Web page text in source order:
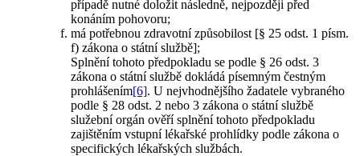
případě nutné doložit následně, nejpozději před
konáním pohovoru;
má potřebnou zdravotní způsobilost [§ 25 odst. 1 písm.
f) zákona o státní službě];
Splnění tohoto předpokladu se podle § 26 odst. 3
zákona o státní službě dokládá písemným čestným
prohlášením[6]. U nejvhodnějšího žadatele vybraného
podle § 28 odst. 2 nebo 3 zákona o státní službě
služební orgán ověří splnění tohoto předpokladu
zajištěním vstupní lékařské prohlídky podle zákona o
specifických lékařských službách.